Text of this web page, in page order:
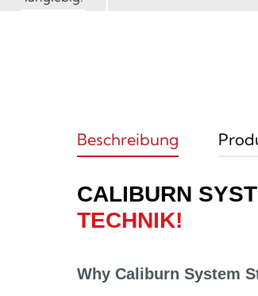
Beschreibung
CALIBURN
TECHNIK!
Why Caliburn System